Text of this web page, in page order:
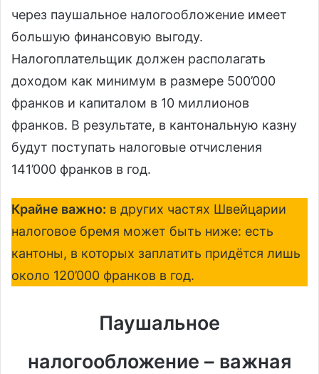
через паушальное налогообложение имеет
большую финансовую выгоду.
Налогоплательщик должен располагать
доходом как минимум в размере 500’000
франков и капиталом в 10 миллионов
франков. В результате, в кантональную казну
будут поступать налоговые отчисления
141’000 франков в год.
Крайне важно: в других частях Швейцарии
налоговое бремя может быть ниже: есть
кантоны, в которых заплатить придётся лишь
около 120’000 франков в год.
Паушальное
налогообложение – важная